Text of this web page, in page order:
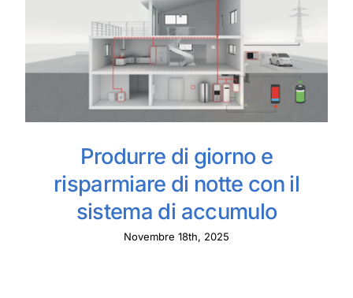
Produrre di giorno e
risparmiare di notte con il
sistema di accumulo
Novembre 18th, 2025